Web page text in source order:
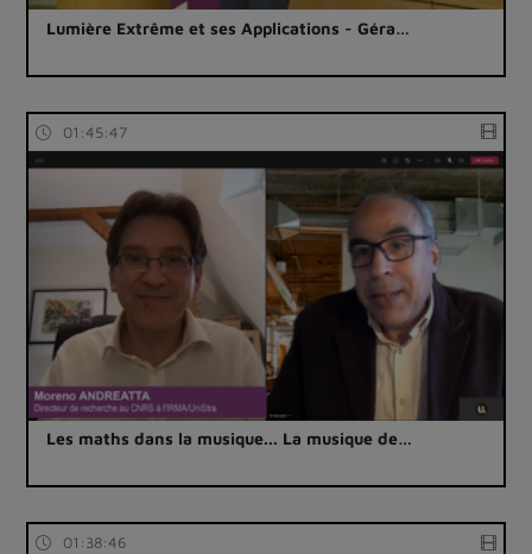
Lumière Extrême et ses Applications - Géra…
01:45:47
Les maths dans la musique... La musique de…
01:38:46